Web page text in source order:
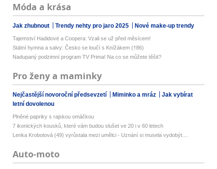
Móda a krása
Jak zhubnout Trendy nehty pro jaro 2025 Nové make-up trendy
Tajemství Hadidové a Coopera: Vzali se už před měsícem!
Státní hymna a salvy: Česko se loučí s Knížákem (†86)
Nadupaný podzimní program TV Prima! Na co se můžete těšit?
Pro ženy a maminky
Nejčastější novoroční předsevzetí Miminko a mráz
Jak vybírat
letní dovolenou
Plněné papriky s rajskou omáčkou
7 ikonických kousků, které vám budou slušet ve 20 i v 60 letech
Lenka Krobotová (49) vyrůstala mezi umělci - Uznání si musela vydobýt....
Auto-moto